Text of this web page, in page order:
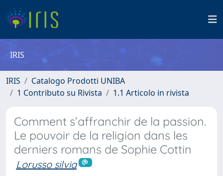
IRIS
IRIS
Catalogo Prodotti UNIBA
1 Contributo su Rivista
1.1 Articolo in rivista
Comment s’affranchir de la passion.
Le pouvoir de la religion dans les
derniers romans de Sophie Cottin
Lorusso silvia